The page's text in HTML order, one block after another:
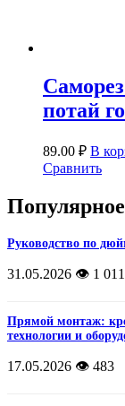
потай
89.00 ₽ В
Сравнить
Руководство по
31.05.2026 👁️ 1 011
Прямой монтаж:
технологии и
17.05.2026 👁️ 483